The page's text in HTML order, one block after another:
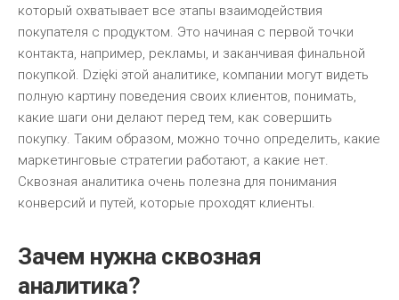
который охватывает все этапы взаимодействия
покупателя с продуктом. Это начиная с первой точки
контакта, например, рекламы, и заканчивая финальной
покупкой. Dzięki этой аналитике, компании могут видеть
полную картину поведения своих клиентов, понимать,
какие шаги они делают перед тем, как совершить
покупку. Таким образом, можно точно определить, какие
маркетинговые стратегии работают, а какие нет.
Сквозная аналитика очень полезна для понимания
конверсий и путей, которые проходят клиенты.
Зачем нужна сквозная
аналитика?